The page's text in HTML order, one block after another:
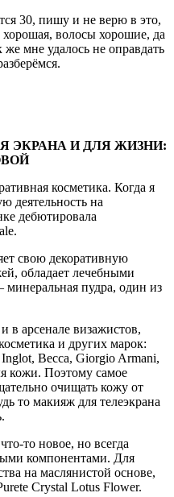
30, пишу и не верю в это,
волосы хорошие, да
мне удалось не оправдать
ЭКРАНА И ДЛЯ ЖИЗНИ:
косметика. Когда я
деятельность на
дебютировала
свою декоративную
обладает лечебными
пудра, один из
в арсенале визажистов,
и других марок:
Becca, Giorgio Armani,
кожи. Поэтому самое
очищать кожу от
то макияж для телеэкрана
то новое, но всегда
компонентами. Для
на маслянистой основе,
Crystal Lotus Flower.